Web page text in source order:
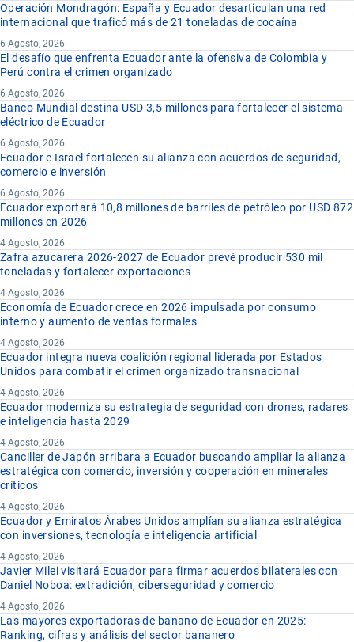
Operación Mondragón: España y Ecuador desarticulan una red
internacional que traficó más de 21 toneladas de cocaína
6 Agosto, 2026
El desafío que enfrenta Ecuador ante la ofensiva de Colombia y
Perú contra el crimen organizado
6 Agosto, 2026
Banco Mundial destina USD 3,5 millones para fortalecer el sistema
eléctrico de Ecuador
6 Agosto, 2026
Ecuador e Israel fortalecen su alianza con acuerdos de seguridad,
comercio e inversión
6 Agosto, 2026
Ecuador exportará 10,8 millones de barriles de petróleo por USD 872
millones en 2026
4 Agosto, 2026
Zafra azucarera 2026-2027 de Ecuador prevé producir 530 mil
toneladas y fortalecer exportaciones
4 Agosto, 2026
Economía de Ecuador crece en 2026 impulsada por consumo
interno y aumento de ventas formales
4 Agosto, 2026
Ecuador integra nueva coalición regional liderada por Estados
Unidos para combatir el crimen organizado transnacional
4 Agosto, 2026
Ecuador moderniza su estrategia de seguridad con drones, radares
e inteligencia hasta 2029
4 Agosto, 2026
Canciller de Japón arribara a Ecuador buscando ampliar la alianza
estratégica con comercio, inversión y cooperación en minerales
críticos
4 Agosto, 2026
Ecuador y Emiratos Árabes Unidos amplían su alianza estratégica
con inversiones, tecnología e inteligencia artificial
4 Agosto, 2026
Javier Milei visitará Ecuador para firmar acuerdos bilaterales con
Daniel Noboa: extradición, ciberseguridad y comercio
4 Agosto, 2026
Las mayores exportadoras de banano de Ecuador en 2025:
Ranking, cifras y análisis del sector bananero